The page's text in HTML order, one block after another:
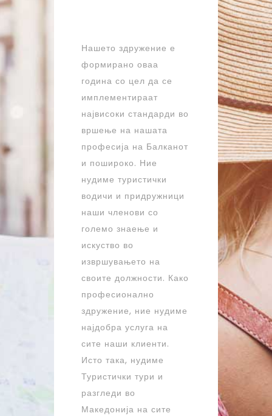
Нашето здружение е
формирано оваа
година со цел да се
имплементираат
највисоки стандарди во
вршење на нашата
професија на Балканот
и пошироко. Ние
нудиме туристички
водичи и придружници
наши членови со
големо знаење и
искуство во
извршувањето на
своите должности. Како
професионално
здружение, ние нудиме
најдобра услуга на
сите наши клиенти.
Исто така, нудиме
Туристички тури и
разгледи во
Македонија на сите